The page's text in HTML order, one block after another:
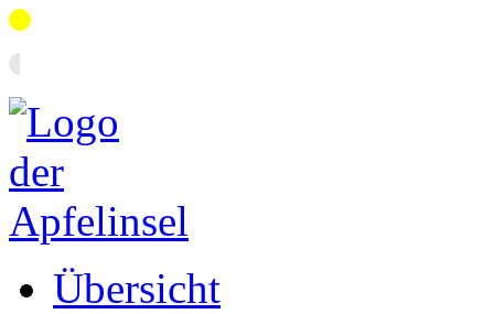
Übersicht